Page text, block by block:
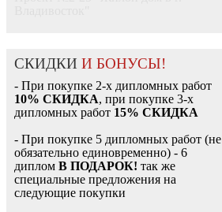
СКИДКИ И БОНУСЫ!
- При покупке 2-х дипломных работ
10% СКИДКА, при покупке 3-х
дипломных работ 15% СКИДКА
- При покупке 5 дипломных работ (не
обязательно единовременно) - 6
диплом В ПОДАРОК! так же
специальные предложения на
следующие покупки